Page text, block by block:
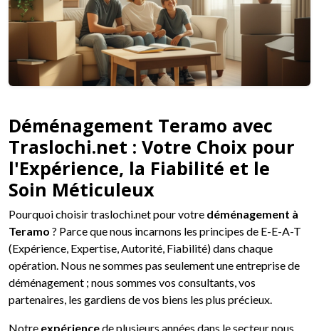
Déménagement Teramo avec
Traslochi.net : Votre Choix pour
l'Expérience, la Fiabilité et le
Soin Méticuleux
Pourquoi choisir traslochi.net pour votre déménagement à
Teramo ? Parce que nous incarnons les principes de E-E-A-T
(Expérience, Expertise, Autorité, Fiabilité) dans chaque
opération. Nous ne sommes pas seulement une entreprise de
déménagement ; nous sommes vos consultants, vos
partenaires, les gardiens de vos biens les plus précieux.
Notre expériencede plusieurs années dans le secteur nous